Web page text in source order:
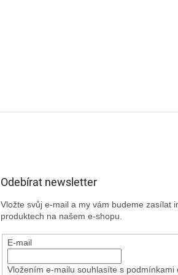
Odebírat newsletter
Vložte svůj e-mail a my vám budeme zasílat
produktech na našem e-shopu.
E-mail
Vložením e-mailu souhlasíte s podmínkami